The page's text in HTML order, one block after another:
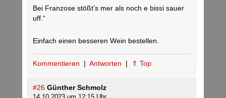
Bei Franzose stößt’s mer als noch e bissi sauer
uff.“
Einfach einen besseren Wein bestellen.
Kommentieren | Antworten | ⇑ Top
#26 Günther Schmolz